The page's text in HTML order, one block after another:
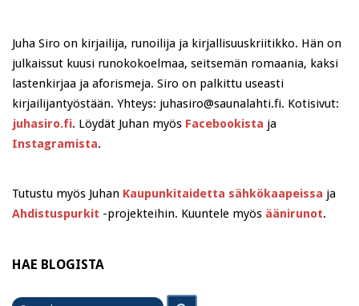
Juha Siro on kirjailija, runoilija ja kirjallisuuskriitikko. Hän on
julkaissut kuusi runokokoelmaa, seitsemän romaania, kaksi
lastenkirjaa ja aforismeja. Siro on palkittu useasti
kirjailijantyöstään. Yhteys: juhasiro@saunalahti.fi. Kotisivut:
juhasiro.fi. Löydät Juhan myös Facebookista ja
Instagramista.
Tutustu myös Juhan Kaupunkitaidetta sähkökaapeissa ja
Ahdistuspurkit -projekteihin. Kuuntele myös äänirunot.
HAE BLOGISTA
Search